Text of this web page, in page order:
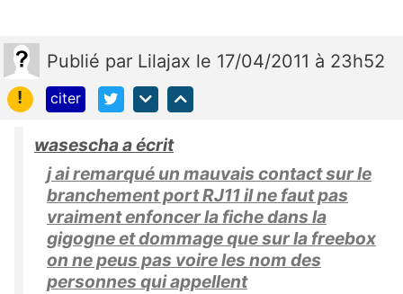
Publié par Lilajax le 17/04/2011 à 23h52
!
citer
wasescha a écrit
j ai remarqué un mauvais contact sur le
branchement port RJ11 il ne faut pas
vraiment enfoncer la fiche dans la
gigogne et dommage que sur la freebox
on ne peus pas voire les nom des
personnes qui appellent